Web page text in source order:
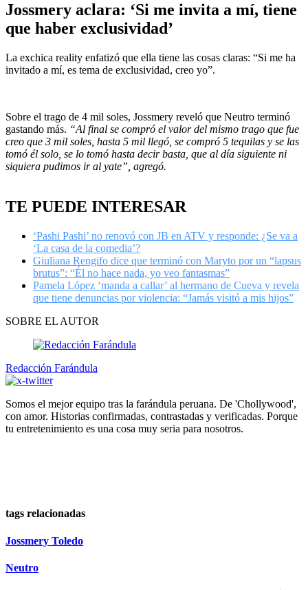
Jossmery aclara: ‘Si me invita a mí, tiene
que haber exclusividad’
La exchica reality enfatizó que ella tiene las cosas claras: “Si me ha
invitado a mí, es tema de exclusividad, creo yo”.
Sobre el trago de 4 mil soles, Jossmery reveló que Neutro terminó
gastando más. “Al final se compró el valor del mismo trago que fue
creo que 3 mil soles, hasta 5 mil llegó, se compró 5 tequilas y se las
tomó él solo, se lo tomó hasta decir basta, que al día siguiente ni
siquiera pudimos ir al yate”, agregó.
TE PUEDE INTERESAR
‘Pashi Pashi’ no renovó con JB en ATV y responde: ¿Se va a
‘La casa de la comedia’?
Giuliana Rengifo dice que terminó con Maryto por un “lapsus
brutus”: “Él no hace nada, yo veo fantasmas”
Pamela López ‘manda a callar’ al hermano de Cueva y revela
que tiene denuncias por violencia: “Jamás visitó a mis hijos”
SOBRE EL AUTOR
Redacción Farándula
Somos el mejor equipo tras la farándula peruana. De 'Chollywood',
con amor. Historias confirmadas, contrastadas y verificadas. Porque
tu entretenimiento es una cosa muy seria para nosotros.
tags relacionadas
Jossmery Toledo
Neutro